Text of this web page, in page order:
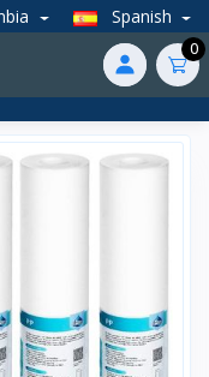
Spanish
0